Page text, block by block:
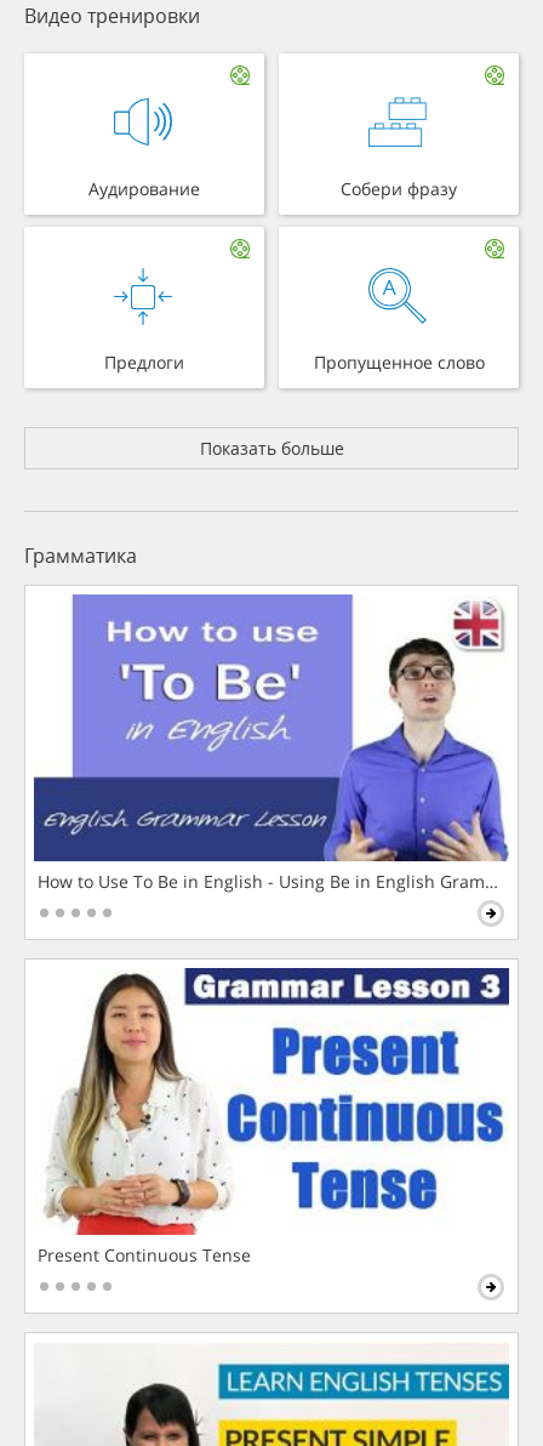
Видео тренировки
Аудирование Собери фразу
Предлоги Пропущенное слово
Показать больше
Грамматика
How to Use To Be in English - Using Be in English Grammar
Present Continuous Tense